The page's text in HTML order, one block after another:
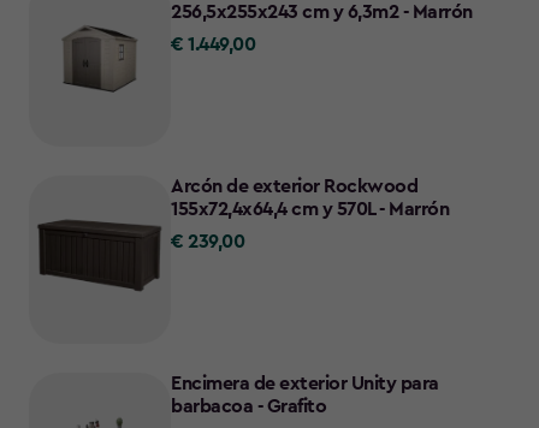
256,5x255x243 cm y 6,3m2 - Marrón
€
€ 1.449,00
Arcón de exterior Rockwood
155x72,4x64,4 cm y 570L - Marrón
€
€ 239,00
Encimera de exterior Unity para
barbacoa - Grafito